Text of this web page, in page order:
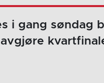
i gang søndag